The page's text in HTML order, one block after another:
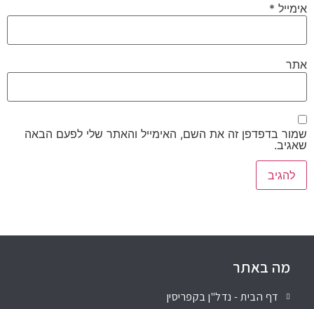
אימייל *
אתר
שמור בדפדפן זה את השם, האימייל והאתר שלי לפעם הבאה
שאגיב.
מה באתר
דף הבית - נדל"ן בקפריסין